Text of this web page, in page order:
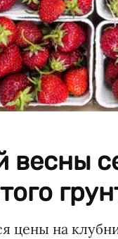
весны
цены на